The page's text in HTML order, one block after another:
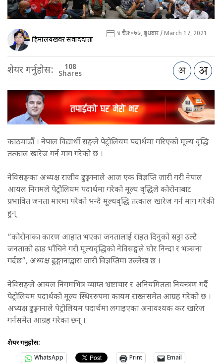
हिमालयखवर संवाददाता ४ चैत्र २०७७, बुधबार / March 17, 2021
शेयर गर्नुहोस: 108
Shares
काठमाडौँ । नेपाल विद्यार्थी सङ्घले पेट्रोलियम पदार्थमा गरिएको मूल्य वृद्धि
तत्काल खारेज गर्न माग गरेको छ ।
नेविसङ्घका अध्यक्ष राजीव ढुङ्गानाले आज एक विज्ञप्ति जारी गरी नेपाल
आयल निगमले पेट्रोेलियम पदार्थमा गरेको मूल्य वृद्धिले कोरोनाबाट
प्रभावित जनता मारमा परेको भन्दै मूल्यवृद्धि तत्काल खारेज गर्न माग गरेकी
हुन्
“कोरोनाका कारण आहात भएका जनतालाई राहत दिनुको सट्टा उल्टै
जनताको ढाड भाँचिने गरी मूल्यवृद्धिको नेविसङ्घले घोर निन्दा र भत्र्सना
गर्दछ”, अध्यक्ष ढुङ्गानाद्वारा जारी विज्ञप्तिमा उल्लेख छ ।
नेविसङ्घले आयल निगमभित्र व्याप्त भ्रष्टाचार र अनियमितता नियन्त्रण गर्दै
पेट्रोलियम पदार्थको मूल्य स्थिररुपमा कायम राख्नसमेत आग्रह गरेको छ ।
अध्यक्ष ढुङ्गानाले पेट्रोलियम पदार्थमा लगाइएका अनावश्यक कर खारेज
गर्नसमेत आग्रह गरेका छन् ।
शेयर गर्नुहोस:
WhatsApp
Print Email